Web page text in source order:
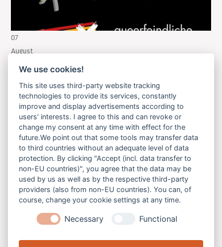
07
August
2026
Bunte Bänke gegen Gewalt
Laufend
We use cookies!
This site uses third-party website tracking
technologies to provide its services, constantly
improve and display advertisements according to
users' interests. I agree to this and can revoke or
change my consent at any time with effect for the
future.We point out that some tools may transfer data
to third countries without an adequate level of data
protection. By clicking "Accept (incl. data transfer to
non-EU countries)", you agree that the data may be
used by us as well as by the respective third-party
providers (also from non-EU countries). You can, of
course, change your cookie settings at any time.
Necessary Functional